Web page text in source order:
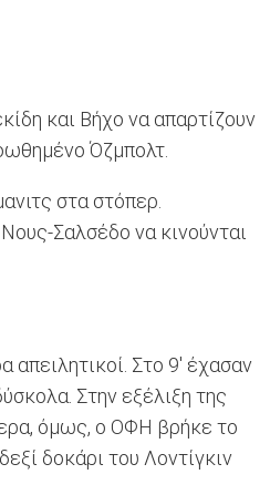
και Βήχο να απαρτίζουν
Όζμπολτ.
στα στόπερ.
Σαλσέδο να κινούνται
απειλητικοί. Στο 9' έχασαν
Στην εξέλιξη της
όμως, ο ΟΦΗ βρήκε το
δοκάρι του Λοντίγκιν